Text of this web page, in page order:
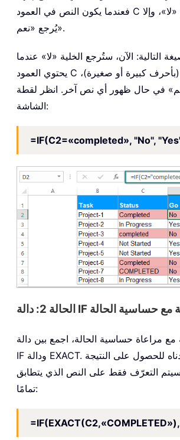
فعندما يكون النص في العمود C هو «منجز»، يُعرض «لا»، وإلا
يُرجع «نعم».
التالية: الآن، ستُرجع الخلية «لا» عندما
يحتوي العمود C على النص «منجز» (بأحرف كبيرة أو صغيرة)،
في حال ظهور أي نص آخر. انظر لقطة
الشاشة:
=IF(C2=«completed», "No",
مع مراعاة حساسية الحالة، اجمع بين دالة
IF ودالة EXACT. طبّق الصيغة أدناه للحصول على النتيجة
التعرّف فقط على النص الذي يتطابق
تمامًا: